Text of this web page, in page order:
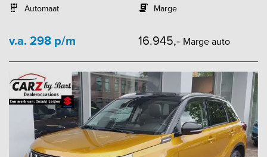
Automaat
Marge
v.a. 298 p/m 16.945,- Marge auto